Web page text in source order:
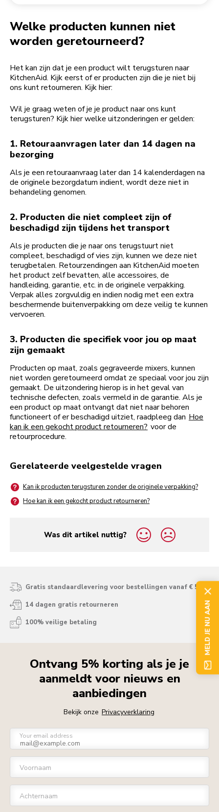
Welke producten kunnen niet
worden geretourneerd?
Het kan zijn dat je een product wilt terugsturen naar
KitchenAid. Kijk eerst of er producten zijn die je niet bij
ons kunt retourneren. Kijk hier:
Wil je graag weten of je je product naar ons kunt
terugsturen? Kijk hier welke uitzonderingen er gelden:
1. Retouraanvragen later dan 14 dagen na
bezorging
Als je een retouraanvraag later dan 14 kalenderdagen na
de originele bezorgdatum indient, wordt deze niet in
behandeling genomen.
2. Producten die niet compleet zijn of
beschadigd zijn tijdens het transport
Als je producten die je naar ons terugstuurt niet
compleet, beschadigd of vies zijn, kunnen we deze niet
terugbetalen. Retourzendingen aan KitchenAid moeten
het product zelf bevatten, alle accessoires, de
handleiding, garantie, etc. in de originele verpakking.
Verpak alles zorgvuldig en indien nodig met een extra
beschermende buitenverpakking om deze veilig te kunnen
vervoeren.
3. Producten die specifiek voor jou op maat
zijn gemaakt
Producten op maat, zoals gegraveerde mixers, kunnen
niet worden geretourneerd omdat ze speciaal voor jou zijn
gemaakt. De uitzondering hierop is in het geval van
technische defecten, zoals vermeld in de garantie. Als je
een product op maat ontvangt dat niet naar behoren
functioneert of er beschadigd uitziet, raadpleeg dan Hoe
kan ik een gekocht product retourneren? voor de
retourprocedure.
Gerelateerde veelgestelde vragen
Kan ik producten terugsturen zonder de originele verpakking?
Hoe kan ik een gekocht product retourneren?
Was dit artikel nuttig?
yes
no
Gratis standaardlevering voor bestellingen vanaf € 50
14 dagen gratis retourneren
100% veilige betaling
Ontvang 5% korting als je je
aanmeldt voor nieuws en
aanbiedingen
Bekijk onze Privacyverklaring
Your email address
Voornaam
Achternaam
MELD JE NU AAN